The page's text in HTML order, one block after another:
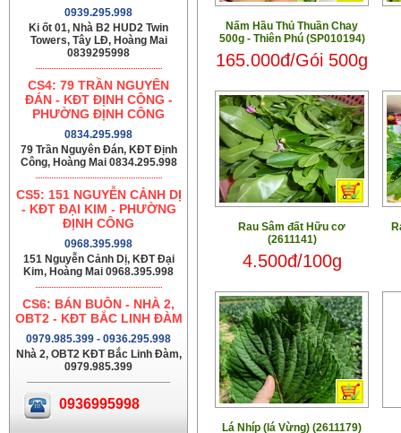
0939.295.998
Ki ốt 01, Nhà B2 HUD2 Twin
Towers, Tây LĐ, Hoàng Mai
0839295998
CS4: 79 TRẦN NGUYÊN
ĐÁN - KĐT ĐỊNH CÔNG -
PHƯỜNG ĐỊNH CÔNG
0834.295.998
79 Trần Nguyên Đán, KĐT Định
Công, Hoàng Mai 0834.295.998
CS5: 151 NGUYỄN CẢNH DỊ
- KĐT ĐẠI KIM - PHƯỜNG
ĐỊNH CÔNG
0968.395.998
151 Nguyễn Cảnh Dị, KĐT Đại
Kim, Hoàng Mai 0968.395.998
CS6: BÁN BUÔN - NHÀ 2,
OBT2 - KĐT BẮC LINH ĐÀM
0979.985.399 - 0936.295.998
Nhà 2, OBT2 KĐT Bắc Linh Đàm,
0979.985.399
0936995998
Nấm Hầu Thủ Thuần Chay
500g - Thiên Phú (SP010194)
165.000đ/Gói 500g
Rau Sâm đất Hữu cơ
(2611141)
4.500đ/100g
Lá Nhíp (lá Vừng) (2611179)